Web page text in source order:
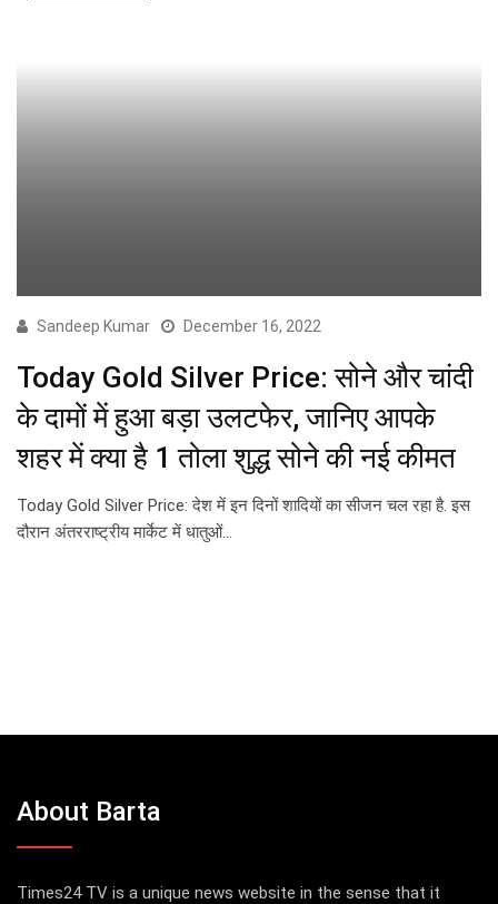
Sandeep Kumar December 16, 2022
Today Gold Silver Price: सोने और चांदी
के दामों में हुआ बड़ा उलटफेर, जानिए आपके
शहर में क्या है 1 तोला शुद्ध सोने की नई कीमत
Today Gold Silver Price: देश में इन दिनों शादियों का सीजन चल रहा है. इस
दौरान अंतरराष्ट्रीय मार्केट में धातुओं…
About Barta
Times24 TV is a unique news website in the sense that it